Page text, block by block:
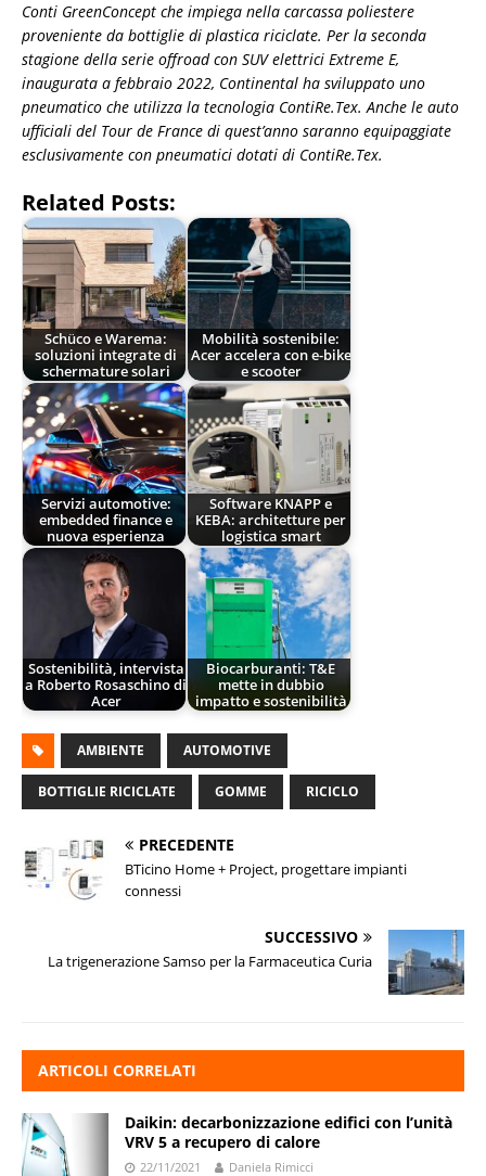
Conti GreenConcept che impiega nella carcassa poliestere
proveniente da bottiglie di plastica riciclate. Per la seconda
stagione della serie offroad con SUV elettrici Extreme E,
inaugurata a febbraio 2022, Continental ha sviluppato uno
pneumatico che utilizza la tecnologia ContiRe.Tex. Anche le auto
ufficiali del Tour de France di quest’anno saranno equipaggiate
esclusivamente con pneumatici dotati di ContiRe.Tex.
Related Posts:
Schüco e Warema:
soluzioni integrate di
schermature solari
Mobilità sostenibile:
Acer accelera con e-bike
e scooter
Servizi automotive:
embedded finance e
nuova esperienza
Software KNAPP e
KEBA: architetture per
logistica smart
Sostenibilità, intervista
a Roberto Rosaschino di
Acer
Biocarburanti: T&E
mette in dubbio
impatto e sostenibilità
AMBIENTE AUTOMOTIVE
BOTTIGLIE RICICLATE GOMME RICICLO
PRECEDENTE
BTicino Home + Project, progettare impianti
connessi
SUCCESSIVO
La trigenerazione Samso per la Farmaceutica Curia
ARTICOLI CORRELATI
Daikin: decarbonizzazione edifici con l’unità
VRV 5 a recupero di calore
22/11/2021 Daniela Rimicci